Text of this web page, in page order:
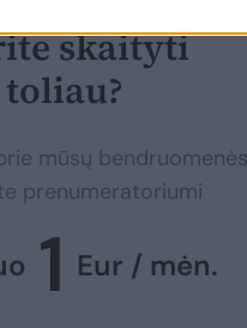
skaityti
toliau?
mūsų bendruomenės
prenumeratoriumi
1 Eur / mėn.